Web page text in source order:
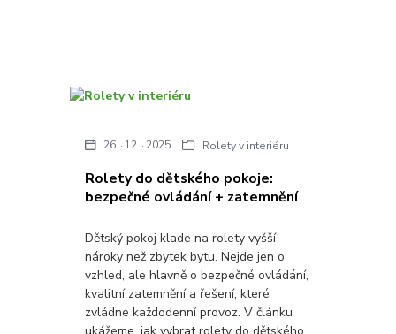
Rolety do dětského pokoje:
bezpečné ovládání + zatemnění
26 12 2025 Rolety v interiéru
Dětský pokoj klade na rolety vyšší
nároky než zbytek bytu. Nejde jen o
vzhled, ale hlavně o bezpečné ovládání,
kvalitní zatemnění a řešení, které
zvládne každodenní provoz. V článku